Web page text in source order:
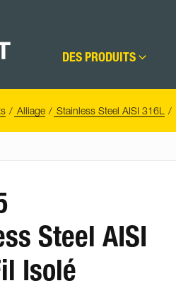
DES PRODUITS
Alliage Stainless Steel AISI 316L
Steel AISI
Isolé